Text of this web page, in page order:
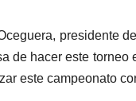
presidente
de hacer este
este campeonato